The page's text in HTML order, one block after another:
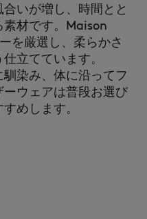
いが増し、時間とと
素材です。Maison
を厳選し、柔らかさ
立てています。
染み、体に沿ってフ
ウェアは普段お選び
めします。